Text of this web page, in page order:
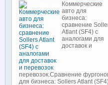
Коммерческие
авто для
бизнеса:
сравнение
Atlant (SF4) с
аналогами для
доставок и
перевозок.Сравнение
для бизнеса: Sollers Atlant